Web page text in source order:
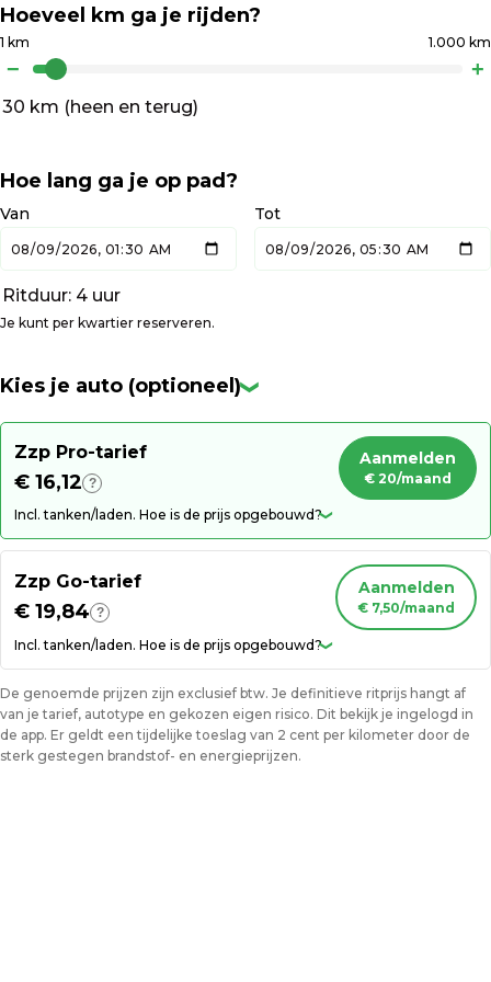
Hoeveel km ga je rijden?
1 km 1.000 km
− +
30 km (heen en terug)
Hoe lang ga je op pad?
Van Tot
Ritduur: 4 uur
Je kunt per kwartier reserveren.
Kies je auto (optioneel)❯
Zzp Pro-tarief
€ 16,12 ?
Aanmelden
€ 20/maand
Incl. tanken/laden. Hoe is de prijs opgebouwd?❯
Zzp Go-tarief
€ 19,84 ?
Aanmelden
€ 7,50/maand
Incl. tanken/laden. Hoe is de prijs opgebouwd?❯
De genoemde prijzen zijn exclusief btw. Je definitieve ritprijs hangt af
van je tarief, autotype en gekozen eigen risico. Dit bekijk je ingelogd in
de app. Er geldt een tijdelijke toeslag van 2 cent per kilometer door de
sterk gestegen brandstof- en energieprijzen.